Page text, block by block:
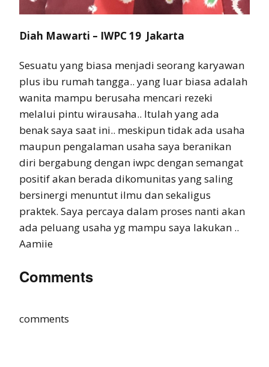
Diah Mawarti – IWPC 19 Jakarta
Sesuatu yang biasa menjadi seorang karyawan
plus ibu rumah tangga.. yang luar biasa adalah
wanita mampu berusaha mencari rezeki
melalui pintu wirausaha.. Itulah yang ada
benak saya saat ini.. meskipun tidak ada usaha
maupun pengalaman usaha saya beranikan
diri bergabung dengan iwpc dengan semangat
positif akan berada dikomunitas yang saling
bersinergi menuntut ilmu dan sekaligus
praktek. Saya percaya dalam proses nanti akan
ada peluang usaha yg mampu saya lakukan ..
Aamiie
Comments
comments